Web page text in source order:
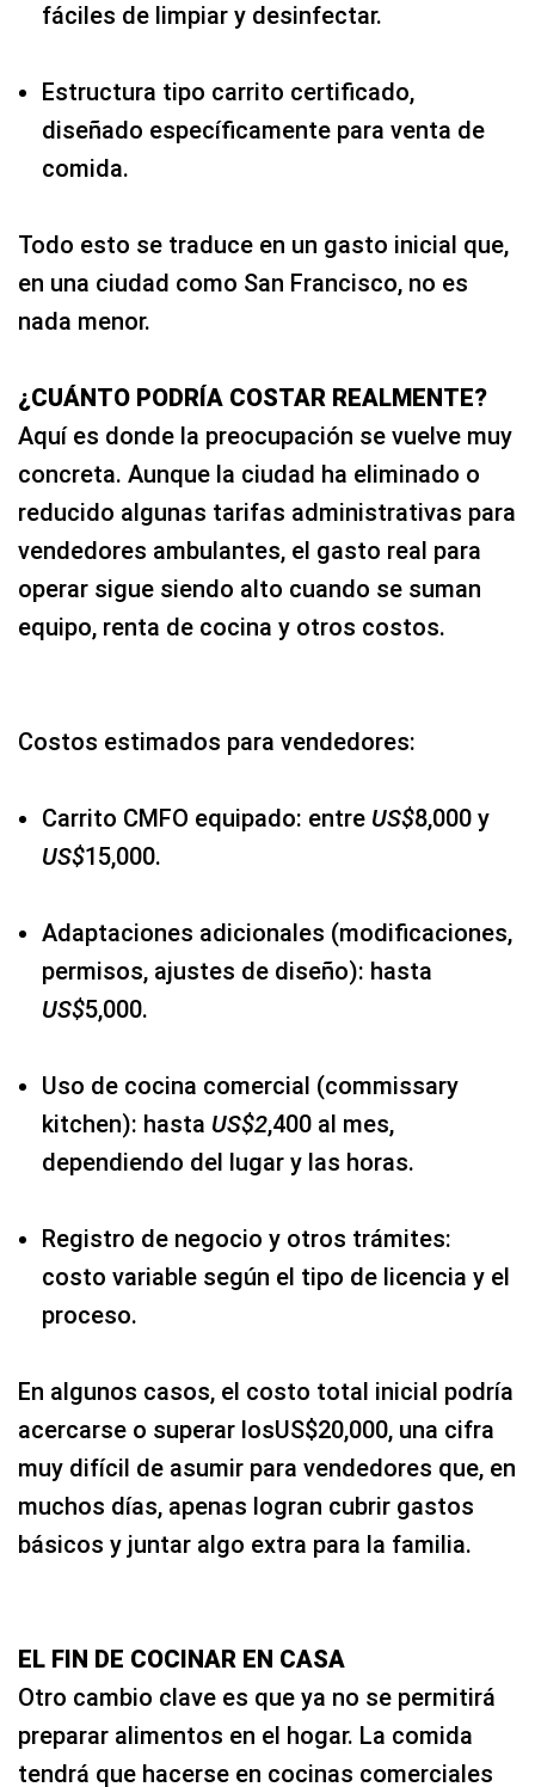
fáciles de limpiar y desinfectar.
Estructura tipo carrito certificado,
diseñado específicamente para venta de
comida.
Todo esto se traduce en un gasto inicial que,
en una ciudad como San Francisco, no es
nada menor.
¿CUÁNTO PODRÍA COSTAR REALMENTE?
Aquí es donde la preocupación se vuelve muy
concreta. Aunque la ciudad ha eliminado o
reducido algunas tarifas administrativas para
vendedores ambulantes, el gasto real para
operar sigue siendo alto cuando se suman
equipo, renta de cocina y otros costos.
Costos estimados para vendedores:
Carrito CMFO equipado: entre US$8,000 y
US$15,000.
Adaptaciones adicionales (modificaciones,
permisos, ajustes de diseño): hasta
US$5,000.
Uso de cocina comercial (commissary
kitchen): hasta US$2,400 al mes,
dependiendo del lugar y las horas.
Registro de negocio y otros trámites:
costo variable según el tipo de licencia y el
proceso.
En algunos casos, el costo total inicial podría
acercarse o superar losUS$20,000, una cifra
muy difícil de asumir para vendedores que, en
muchos días, apenas logran cubrir gastos
básicos y juntar algo extra para la familia.
EL FIN DE COCINAR EN CASA
Otro cambio clave es que ya no se permitirá
preparar alimentos en el hogar. La comida
tendrá que hacerse en cocinas comerciales